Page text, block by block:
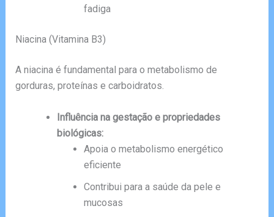
fadiga
Niacina (Vitamina B3)
A niacina é fundamental para o metabolismo de
gorduras, proteínas e carboidratos.
Influência na gestação e propriedades
biológicas:
Apoia o metabolismo energético
eficiente
Contribui para a saúde da pele e
mucosas